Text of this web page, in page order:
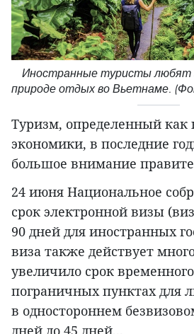
Иностранные туристы любят
природе отдых во Вьетнаме.
Туризм, определенный как
экономики, в последние
большое внимание
24 июня Национальное
срок электронной визы
90 дней для иностранных
виза также действует
увеличило срок
пограничных пунктах для
в одностороннем
дней до 45 дней...